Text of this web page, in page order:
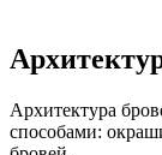
Архитектура
способами: